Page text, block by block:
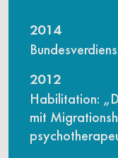
2014
2012
Habilitation:
mit